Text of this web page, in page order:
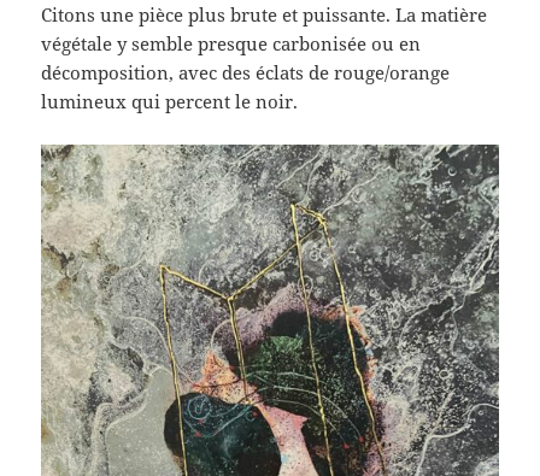
Citons une pièce plus brute et puissante. La matière
végétale y semble presque carbonisée ou en
décomposition, avec des éclats de rouge/orange
lumineux qui percent le noir.